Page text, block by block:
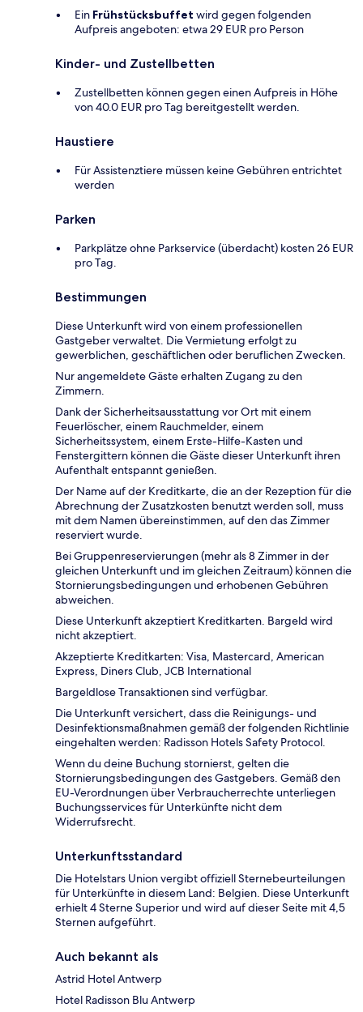
Ein Frühstücksbuffet wird gegen folgenden
Aufpreis angeboten: etwa 29 EUR pro Person
Kinder- und Zustellbetten
Zustellbetten können gegen einen Aufpreis in Höhe
von 40.0 EUR pro Tag bereitgestellt werden.
Haustiere
Für Assistenztiere müssen keine Gebühren entrichtet
werden
Parken
Parkplätze ohne Parkservice (überdacht) kosten 26 EUR
pro Tag.
Bestimmungen
Diese Unterkunft wird von einem professionellen
Gastgeber verwaltet. Die Vermietung erfolgt zu
gewerblichen, geschäftlichen oder beruflichen Zwecken.
Nur angemeldete Gäste erhalten Zugang zu den
Zimmern.
Dank der Sicherheitsausstattung vor Ort mit einem
Feuerlöscher, einem Rauchmelder, einem
Sicherheitssystem, einem Erste-Hilfe-Kasten und
Fenstergittern können die Gäste dieser Unterkunft ihren
Aufenthalt entspannt genießen.
Der Name auf der Kreditkarte, die an der Rezeption für die
Abrechnung der Zusatzkosten benutzt werden soll, muss
mit dem Namen übereinstimmen, auf den das Zimmer
reserviert wurde.
Bei Gruppenreservierungen (mehr als 8 Zimmer in der
gleichen Unterkunft und im gleichen Zeitraum) können die
Stornierungsbedingungen und erhobenen Gebühren
abweichen.
Diese Unterkunft akzeptiert Kreditkarten. Bargeld wird
nicht akzeptiert.
Akzeptierte Kreditkarten: Visa, Mastercard, American
Express, Diners Club, JCB International
Bargeldlose Transaktionen sind verfügbar.
Die Unterkunft versichert, dass die Reinigungs- und
Desinfektionsmaßnahmen gemäß der folgenden Richtlinie
eingehalten werden: Radisson Hotels Safety Protocol.
Wenn du deine Buchung stornierst, gelten die
Stornierungsbedingungen des Gastgebers. Gemäß den
EU-Verordnungen über Verbraucherrechte unterliegen
Buchungsservices für Unterkünfte nicht dem
Widerrufsrecht.
Unterkunftsstandard
Die Hotelstars Union vergibt offiziell Sternebeurteilungen
für Unterkünfte in diesem Land: Belgien. Diese Unterkunft
erhielt 4 Sterne Superior und wird auf dieser Seite mit 4,5
Sternen aufgeführt.
Auch bekannt als
Astrid Hotel Antwerp
Hotel Radisson Blu Antwerp